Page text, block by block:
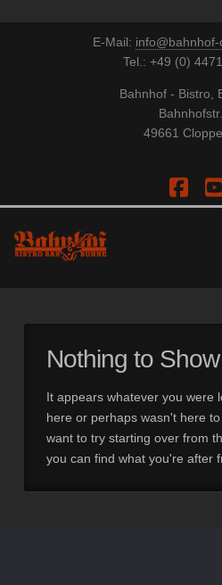
E-Mail:
Tel.: +49 (0)
Bahnhof - Bistro,
49661
Nothing to
It appears whatever you were
here or perhaps wasn't here
want to try starting over from
you can find what you're after